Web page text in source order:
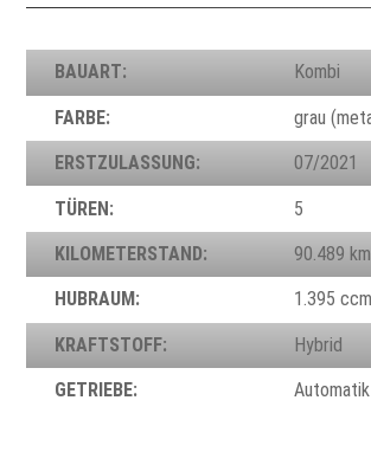
BAUART: Kombi
FARBE: grau
ERSTZULASSUNG: 07/2021
TÜREN: 5
KILOMETERSTAND: 90.489 km
HUBRAUM: 1.395 ccm
KRAFTSTOFF: Hybrid
GETRIEBE: Automatik